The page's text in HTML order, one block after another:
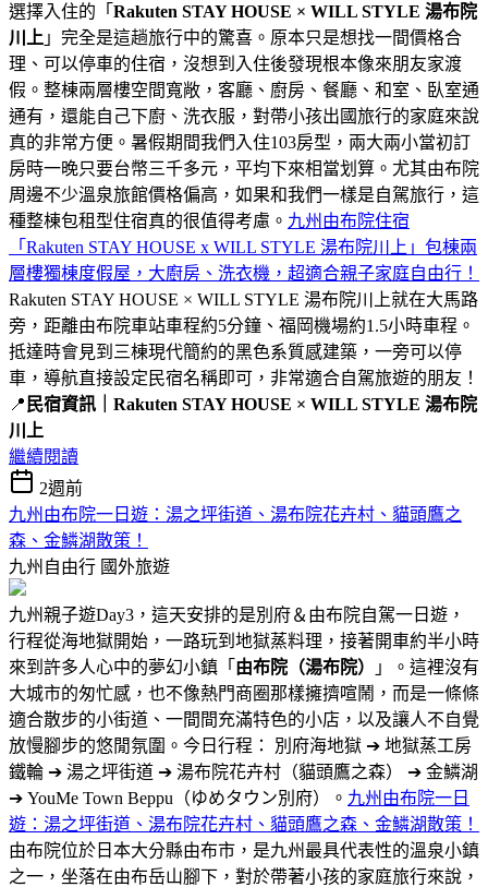
選擇入住的「 Rakuten STAY HOUSE × WILL STYLE 湯布院
川上 」完全是這趟旅行中的驚喜。原本只是想找一間價格合
理、可以停車的住宿，沒想到入住後發現根本像來朋友家渡
假。整棟兩層樓空間寬敞，客廳、廚房、餐廳、和室、臥室通
通有，還能自己下廚、洗衣服，對帶小孩出國旅行的家庭來說
真的非常方便。暑假期間我們入住103房型，兩大兩小當初訂
房時一晚只要台幣三千多元，平均下來相當划算。尤其由布院
周邊不少溫泉旅館價格偏高，如果和我們一樣是自駕旅行，這
種整棟包租型住宿真的很值得考慮。 九州由布院住宿
「Rakuten STAY HOUSE x WILL STYLE 湯布院川上」包棟兩
層樓獨棟度假屋，大廚房、洗衣機，超適合親子家庭自由行！
Rakuten STAY HOUSE × WILL STYLE 湯布院川上就在大馬路
旁，距離由布院車站車程約5分鐘、福岡機場約1.5小時車程。
抵達時會見到三棟現代簡約的黑色系質感建築，一旁可以停
車，導航直接設定民宿名稱即可，非常適合自駕旅遊的朋友！
📍 民宿資訊｜Rakuten STAY HOUSE × WILL STYLE 湯布院
川上
繼續閱讀
2週前
九州由布院一日遊：湯之坪街道、湯布院花卉村、貓頭鷹之
森、金鱗湖散策！
九州自由行 國外旅遊
九州親子遊Day3，這天安排的是別府＆由布院自駕一日遊，
行程從海地獄開始，一路玩到地獄蒸料理，接著開車約半小時
來到許多人心中的夢幻小鎮「 由布院（湯布院）
」。這裡沒有
大城市的匆忙感，也不像熱門商圈那樣擁擠喧鬧，而是一條條
適合散步的小街道、一間間充滿特色的小店，以及讓人不自覺
放慢腳步的悠閒氛圍。今日行程： 別府海地獄 ➔ 地獄蒸工房
鐵輪 ➔ 湯之坪街道 ➔ 湯布院花卉村（貓頭鷹之森） ➔ 金鱗湖
➔ YouMe Town Beppu（ゆめタウン別府）。 九州由布院一日
遊：湯之坪街道、湯布院花卉村、貓頭鷹之森、金鱗湖散策！
由布院位於日本大分縣由布市，是九州最具代表性的溫泉小鎮
之一，坐落在由布岳山腳下，對於帶著小孩的家庭旅行來說，